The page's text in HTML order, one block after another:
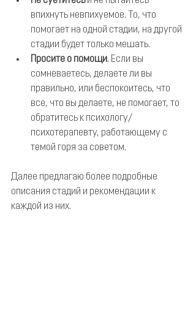
впихнуть невпихуемое. То, что
помогает на одной стадии, на другой
стадии будет только мешать.
Просите о помощи. Если вы
сомневаетесь, делаете ли вы
правильно, или беспокоитесь, что
все, что вы делаете, не помогает, то
обратитесь к психологу/
психотерапевту, работающему с
темой горя за советом.
Далее предлагаю более подробные
описания стадий и рекомендации к
каждой из них.